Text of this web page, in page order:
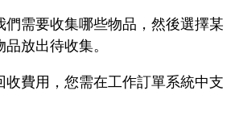
們需要收集哪些物品，然後選擇某
放出待收集。
收費用，您需在工作訂單系統中支